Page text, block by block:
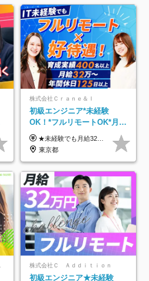
株式会社Ｃｒａｎｅ＆Ｉ
初級エンジニア*未経験
OK！*フルリモートOK*月給
32万～*残業月9.8h*1ヶ月の
研修*資格取得率100％
★未経験でも月給32万円スタート★ 月収32万円～35万円＋各種手当（資格手当だけで毎月15万の上乗せ実績あり！） ★資格手当豊富！1資格につき最大3万円支給 ★功績手当の導入で、毎月のお給与に上乗せで最大10万円支給している社員も！ ★1回の昇級で年収数十万UPも可 ★ゆくゆくは年収1000万以上も目指せる 年俸384万円～1,162万8,000円（12分割） ※経験・スキルを考慮の上決定します ※上記金額には固定残業代（月30h分・60,800円～66,500円）を含みます ※超過分は別途全額支給します ※試用期間2ヶ月間あり（その他待遇に差異はありません）
東京都
株式会社Ｃ Ａｄｄｉｔｉｏｎ
初級エンジニア★未経験